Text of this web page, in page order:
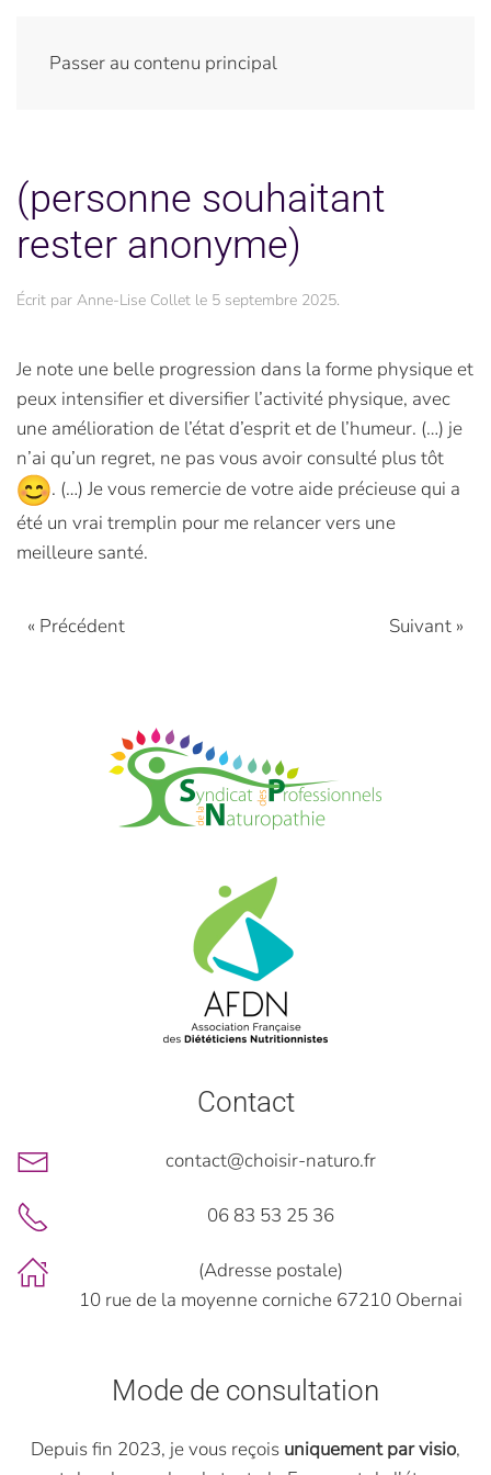
Passer au contenu principal
(personne souhaitant
rester anonyme)
Écrit par Anne-Lise Collet le 5 septembre 2025.
Je note une belle progression dans la forme physique et
peux intensifier et diversifier l’activité physique, avec
une amélioration de l’état d’esprit et de l’humeur. (…) je
n’ai qu’un regret, ne pas vous avoir consulté plus tôt
. (…) Je vous remercie de votre aide précieuse qui a
été un vrai tremplin pour me relancer vers une
meilleure santé.
« Précédent Suivant »
Contact
contact@choisir-naturo.fr
06 83 53 25 36
(Adresse postale)
10 rue de la moyenne corniche 67210 Obernai
Mode de consultation
Depuis fin 2023, je vous reçois uniquement par visio,